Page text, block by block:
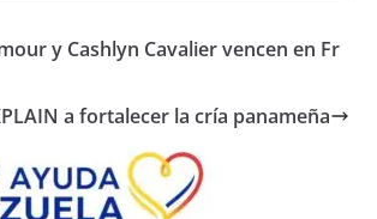
y Cashlyn Cavalier vencen en Fr
a fortalecer la cría panameña